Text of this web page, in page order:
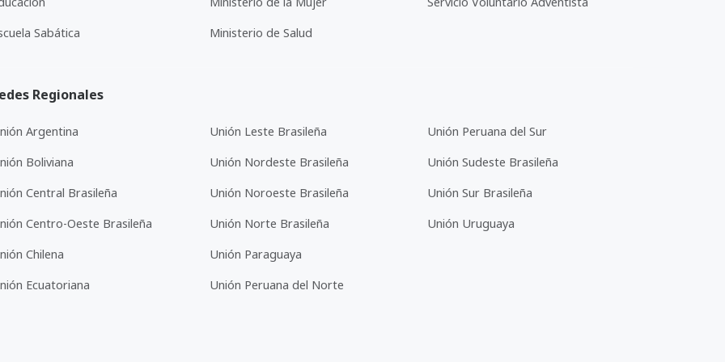
Sabática
Ministerio de Salud
Regionales
Argentina
Boliviana
Central Brasileña
Centro-Oeste Brasileña
Chilena
Ecuatoriana
Unión Leste Brasileña
Unión Nordeste Brasileña
Unión Noroeste Brasileña
Unión Norte Brasileña
Unión Paraguaya
Unión Peruana del Norte
Unión Peruana del Sur
Unión Sudeste Brasileña
Unión Sur Brasileña
Unión Uruguaya